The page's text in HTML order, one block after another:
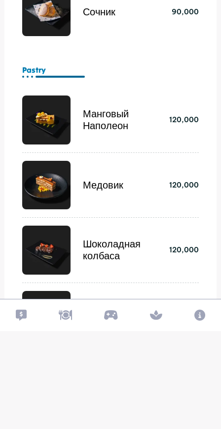
Сочник 90,000
Pastry
Манговый
Наполеон
120,000
Медовик 120,000
Шоколадная
колбаса
120,000
Ореховая
пахлава
130,000